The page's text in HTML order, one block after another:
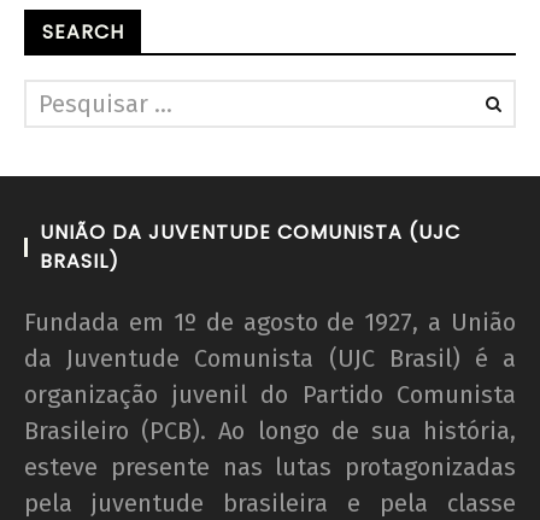
SEARCH
UNIÃO DA JUVENTUDE COMUNISTA (UJC
BRASIL)
Fundada em 1º de agosto de 1927, a União
da Juventude Comunista (UJC Brasil) é a
organização juvenil do Partido Comunista
Brasileiro (PCB). Ao longo de sua história,
esteve presente nas lutas protagonizadas
pela juventude brasileira e pela classe